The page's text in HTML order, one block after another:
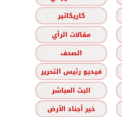
كاريكاتير
مقالات الرأي
الصحف
فيديو رئيس التحرير
البث المباشر
خير أجناد الأرض